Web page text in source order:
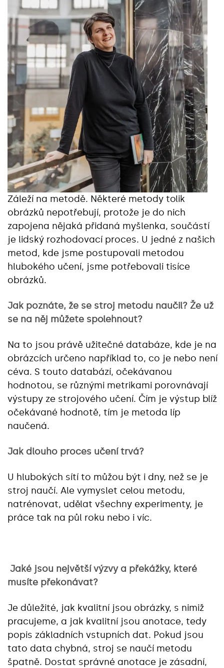
Záleží na metodě. Některé metody tolik
obrázků nepotřebují, protože je do nich
zapojena nějaká přidaná myšlenka, součástí
je lidský rozhodovací proces. U jedné z našich
metod, kde jsme postupovali metodou
hlubokého učení, jsme potřebovali tisíce
obrázků.
Jak poznáte, že se stroj metodu naučil? Že už
se na něj můžete spolehnout?
Na to jsou právě užitečné databáze, kde je na
obrázcích určeno například to, co je nebo není
céva. S touto databází, očekávanou
hodnotou, se různými metrikami porovnávají
výstupy ze strojového učení. Čím je výstup blíž
očekávané hodnotě, tím je metoda líp
naučená.
Jak dlouho proces učení trvá?
U hlubokých sítí to můžou být i dny, než se je
stroj naučí. Ale vymyslet celou metodu,
natrénovat, udělat všechny experimenty, je
práce tak na půl roku nebo i víc.
Jaké jsou největší výzvy a překážky, které
musíte překonávat?
Je důležité, jak kvalitní jsou obrázky, s nimiž
pracujeme, a jak kvalitní jsou anotace, tedy
popis základních vstupních dat. Pokud jsou
tato data chybná, stroj se naučí metodu
špatně. Dostat správné anotace je zásadní,